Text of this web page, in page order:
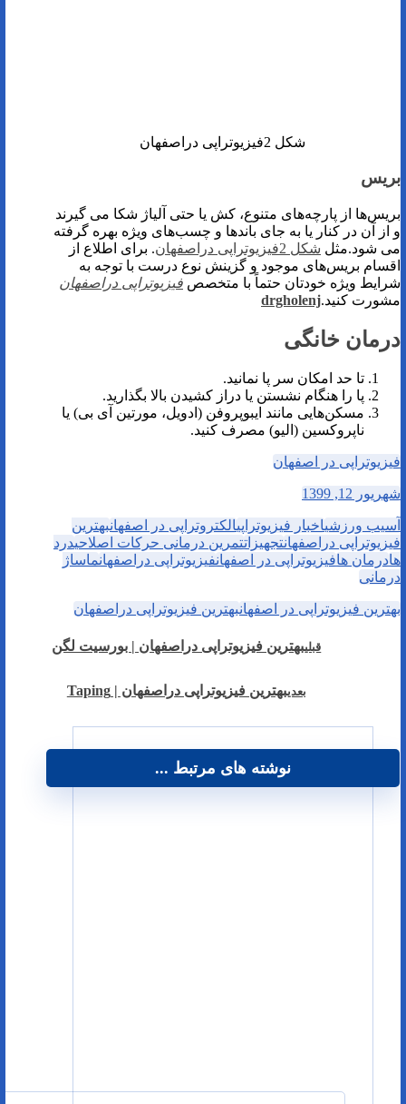
شکل 2فیزیوتراپی دراصفهان
بریس
بریس‌ها از پارچه‌های متنوع، کش یا حتی آلیاژ شکا می گیرند
و از آن در کنار یا به جای باندها و چسب‌های ویژه بهره گرفته
می شود.مثل شکل 2فیزیوتراپی دراصفهان
. برای اطلاع از
اقسام بریس‌های موجود و گزینش نوع درست با توجه به
شرایط ویژه خودتان حتماً با متخصص فیزیوتراپی دراصفهان
مشورت کنید.drgholenj
درمان خانگی
تا حد امکان سر پا نمانید.
پا را هنگام نشستن یا دراز کشیدن بالا بگذارید.
مسکن‌هایی مانند ایبوپروفن (ادویل، مورتین آی بی) یا
ناپروکسین (الیو) مصرف کنید.
فیزیوتراپی در اصفهان
شهریور 12, 1399
آسیب ورزشیاخبار فیزیوتراپیالکتروتراپی در اصفهانبهترین
فیزیوتراپی دراصفهانتجهیزاتتمرین درمانی حرکات اصلاحیدرد
هادرمان هافیزیوتراپی در اصفهانفیزیوتراپی دراصفهانماساژ
درمانی
بهترین فیزیوتراپی در اصفهانبهترین فیزیوتراپی دراصفهان
قبلیبهترین فیزیوتراپی دراصفهان | بورسیت لگن
بعدیبهترین فیزیوتراپی دراصفهان | Taping
نوشته های مرتبط ...